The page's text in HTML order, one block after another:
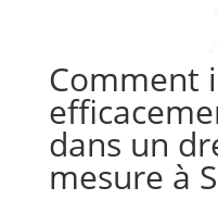
Comment
dans un
mesure à